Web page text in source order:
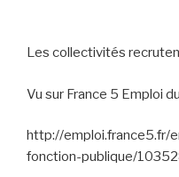
Les collectivités
Vu sur France 5 Emploi
http://emploi.france5.fr/
fonction-publique/